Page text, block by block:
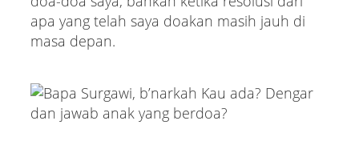
apa yang telah saya doakan masih jauh di
masa depan.